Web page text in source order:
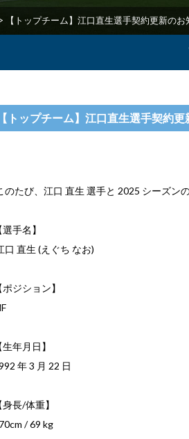
> 【トップチーム】江口直生選手契約更新のお
【トップチーム】江口直生選手契約
のたび、江口 直生 選手と 2025 シーズン
選手名】
口 直生 (えぐち なお)
ポジション】
生年月日】
年 3 月 22 日
身長/体重】
/ 69 kg